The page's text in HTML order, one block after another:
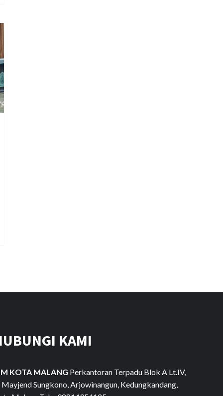
KAMI
KOTA MALANG Perkantoran Terpadu Blok A Lt.IV,
Mayjend Sungkono, Arjowinangun, Kedungkandang,